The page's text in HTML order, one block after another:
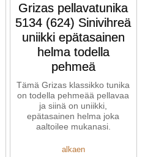
Grizas pellavatunika
5134 (624) Sinivihreä
uniikki epätasainen
helma todella
pehmeä
Tämä Grizas klassikko tunika
on todella pehmeää pellavaa
ja siinä on uniikki,
epätasainen helma joka
aaltoilee mukanasi.
alkaen